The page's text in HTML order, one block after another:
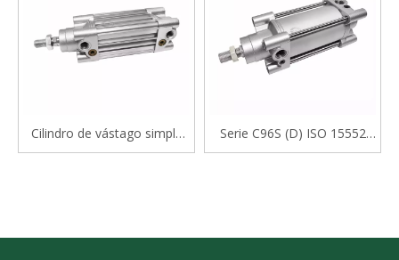
Cilindro de vástago simple
estándar de doble efecto
Serie C96S (D) ISO 15552
Cilindro de doble actuación